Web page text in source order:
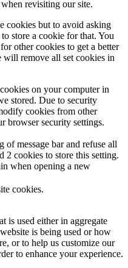
revisiting our site.
cookies but to avoid asking
store a cookie for that. You
other cookies to get a better
will remove all set cookies in
on your computer in
stored. Due to security
cookies from other
browser security settings.
of message bar and refuse all
2 cookies to store this setting.
when opening a new
cookies.
is used either in aggregate
is being used or how
or to help us customize our
to enhance your experience.